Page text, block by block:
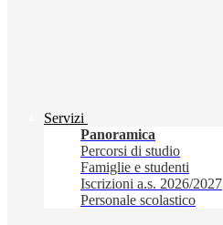
Servizi
Panoramica
Percorsi di studio
Famiglie e studenti
Iscrizioni a.s. 2026/2027
Personale scolastico